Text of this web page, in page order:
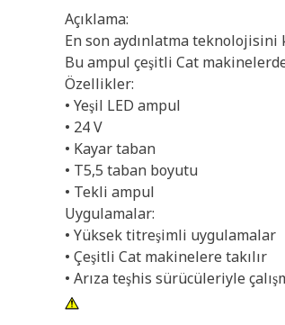
Açıklama:
En son aydınlatma teknolojisini
Bu ampul çeşitli Cat
Özellikler:
• Yeşil LED ampul
• 24 V
• Kayar taban
• T5,5 taban boyutu
• Tekli ampul
Uygulamalar:
• Yüksek titreşimli uygulamalar
• Çeşitli Cat makinelere takılır
• Arıza teşhis sürücüleriyle